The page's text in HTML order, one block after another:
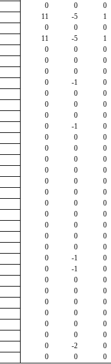
0 0
0
11 -5
1
0 0
0
11 -5
1
0 0
0
0 0
0
0 0
0
0 -1
0
0 0
0
0 0
0
0 0
0
0 -1
0
0 0
0
0 0
0
0 0
0
0 0
0
0 0
0
0 0
0
0 0
0
0 0
0
0 0
0
0 0
0
0 0
0
0 -1
0
0 -1
0
0 0
0
0 0
0
0 0
0
0 0
0
0 0
0
0 0
0
0 -2
0
0 0 0